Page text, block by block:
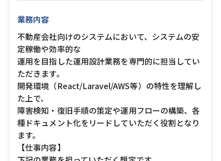
業務内容
不動産会社向けのシステムにおいて、システムの安
定稼働や効率的な
運用を目指した運用設計業務を専門的に担当してい
ただきます。
開発環境（React/Laravel/AWS等）の特性を理解し
た上で、
障害検知・復旧手順の策定や運用フローの構築、各
種ドキュメント化をリードしていただく役割となり
ます。
【仕事内容】